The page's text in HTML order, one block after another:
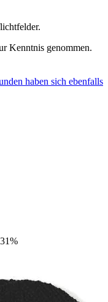
Kenntnis genommen.
haben sich ebenfalls
31%